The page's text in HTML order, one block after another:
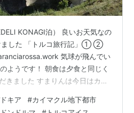
KONAGI泊） 良いお天気なの
ました 「トルコ旅行記」① ➁
気球が飛んでい
ようです！ 朝食は夕食と同じく
きました すまりんは今日はカッ
のホテルに戻ってきます 朝はビ
キア #カイマクル地下都市